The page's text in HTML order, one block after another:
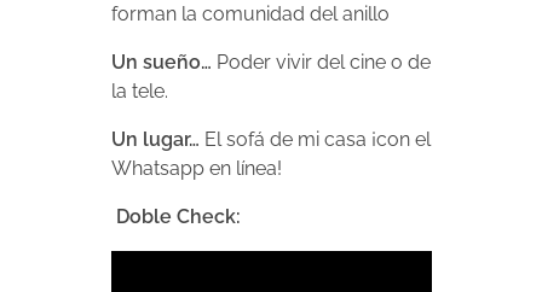
forman la comunidad del anillo
Un sueño… Poder vivir del cine o de
la tele.
Un lugar… El sofá de mi casa ¡con el
Whatsapp en línea!
Doble Check: